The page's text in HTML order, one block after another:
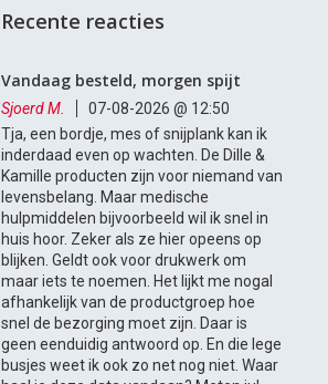
Recente reacties
Vandaag besteld, morgen spijt
Sjoerd M.
07-08-2026 @ 12:50
Tja, een bordje, mes of snijplank kan ik
inderdaad even op wachten. De Dille &
Kamille producten zijn voor niemand van
levensbelang. Maar medische
hulpmiddelen bijvoorbeeld wil ik snel in
huis hoor. Zeker als ze hier opeens op
blijken. Geldt ook voor drukwerk om
maar iets te noemen. Het lijkt me nogal
afhankelijk van de productgroep hoe
snel de bezorging moet zijn. Daar is
geen eenduidig antwoord op. En die lege
busjes weet ik ook zo net nog niet. Waar